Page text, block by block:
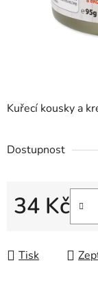
Kuřecí kousky a
Dostupnost
34 Kč
Měrná cena:
Tisk